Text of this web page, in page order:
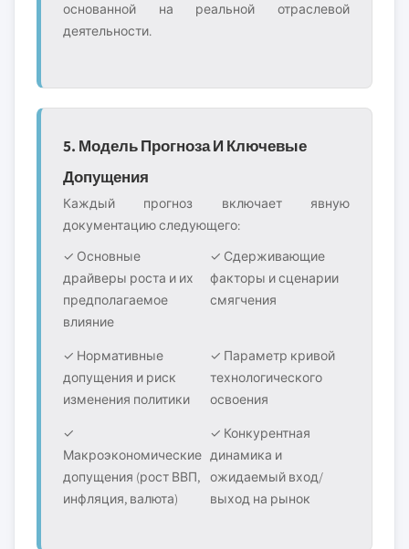
основанной на реальной отраслевой
деятельности.
5. Модель Прогноза И Ключевые
Допущения
Каждый прогноз включает явную
документацию следующего:
✓ Основные
драйверы роста и их
предполагаемое
влияние
✓ Сдерживающие
факторы и сценарии
смягчения
✓ Нормативные
допущения и риск
изменения политики
✓ Параметр кривой
технологического
освоения
✓
Макроэкономические
допущения (рост ВВП,
инфляция, валюта)
✓ Конкурентная
динамика и
ожидаемый вход/
выход на рынок